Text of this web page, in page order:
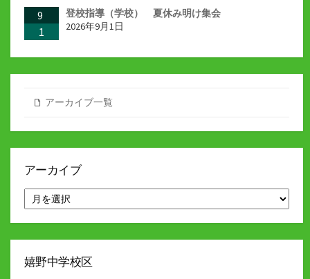
9
1
登校指導（学校） 夏休み明け集会
2026年9月1日
アーカイブ一覧
アーカイブ
ー
カ
嬉野中学校区